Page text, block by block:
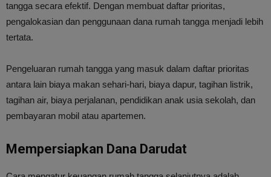
tangga secara efektif. Dengan membuat daftar prioritas,
pengalokasian dan penggunaan dana rumah tangga menjadi lebih
tertata.
Pengeluaran rumah tangga yang masuk dalam daftar prioritas
antara lain biaya makan sehari-hari, biaya dapur, tagihan listrik,
tagihan air, biaya perjalanan, pendidikan anak usia sekolah, dan
pembayaran mobil atau apartemen.
Mempersiapkan Dana Darudat